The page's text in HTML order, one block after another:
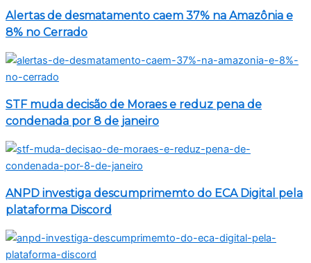
Alertas de desmatamento caem 37% na Amazônia e
8% no Cerrado
STF muda decisão de Moraes e reduz pena de
condenada por 8 de janeiro
ANPD investiga descumprimemto do ECA Digital pela
plataforma Discord